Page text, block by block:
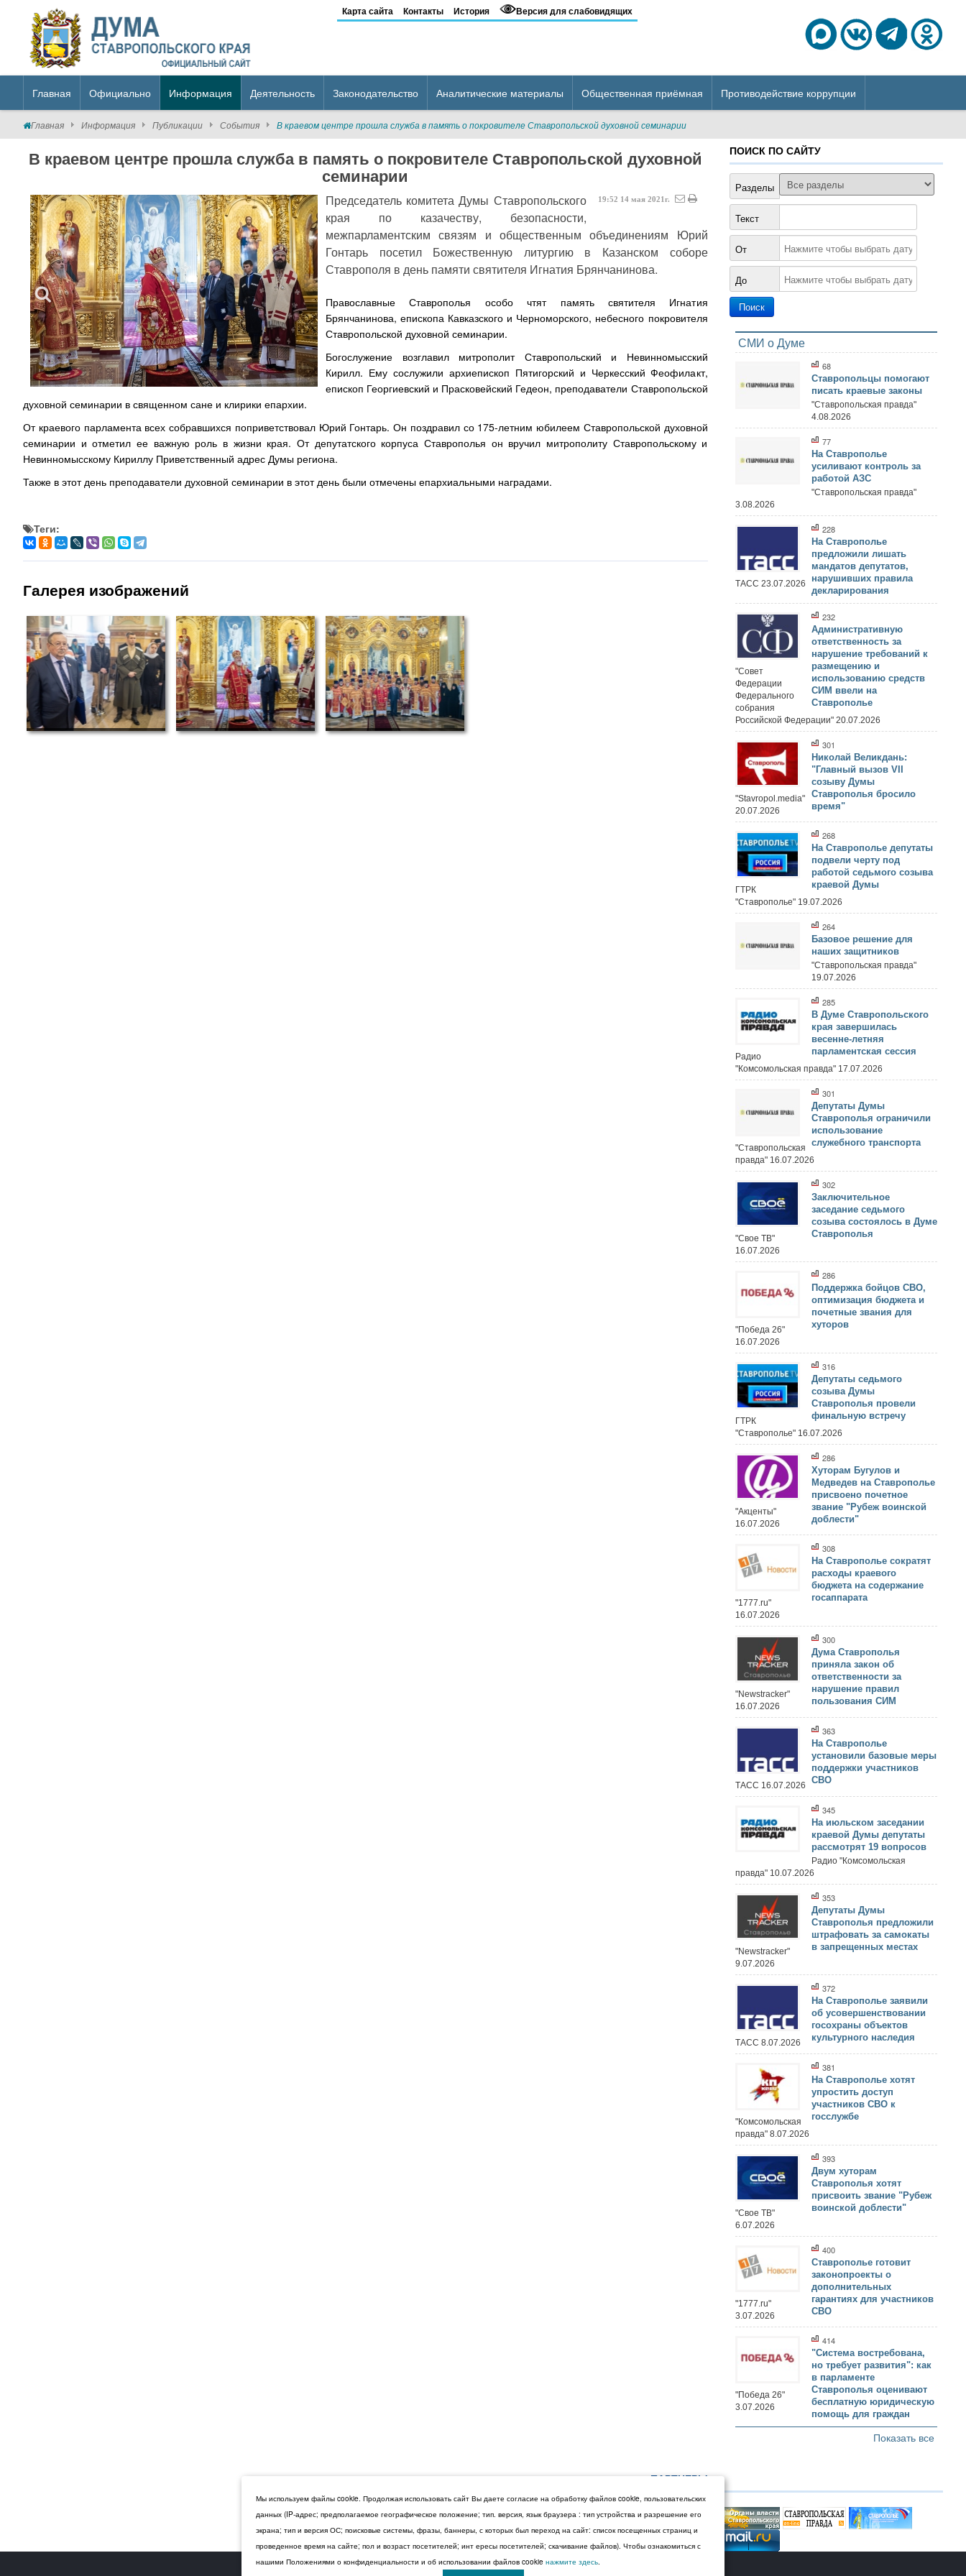
Карта сайта Контакты История Версия для слабовидящих
Главная Официально Информация Деятельность Законодательство Аналитические материалы Общественная приёмная Противодействие коррупции
Главная Информация Публикации События В краевом центре прошла служба в память о покровителе Ставропольской духовной семинарии
В краевом центре прошла служба в память о покровителе Ставропольской духовной
семинарии
19:52 14 мая 2021г.
Председатель комитета Думы Ставропольского
края по казачеству, безопасности,
межпарламентским связям и общественным объединениям Юрий
Гонтарь посетил Божественную литургию в Казанском соборе
Ставрополя в день памяти святителя Игнатия Брянчанинова.
Православные Ставрополья особо чтят память святителя Игнатия
Брянчанинова, епископа Кавказского и Черноморского, небесного покровителя
Ставропольской духовной семинарии.
Богослужение возглавил митрополит Ставропольский и Невинномысский
Кирилл. Ему сослужили архиепископ Пятигорский и Черкесский Феофилакт,
епископ Георгиевский и Прасковейский Гедеон, преподаватели Ставропольской
духовной семинарии в священном сане и клирики епархии.
От краевого парламента всех собравшихся поприветствовал Юрий Гонтарь. Он поздравил со 175-летним юбилеем Ставропольской духовной
семинарии и отметил ее важную роль в жизни края. От депутатского корпуса Ставрополья он вручил митрополиту Ставропольскому и
Невинномысскому Кириллу Приветственный адрес Думы региона.
Также в этот день преподаватели духовной семинарии в этот день были отмечены епархиальными наградами.
Теги:
Галерея изображений
ПОИСК ПО САЙТУ
Разделы
Текст
От
До
СМИ о Думе
68
Ставропольцы помогают
писать краевые законы
"Ставропольская правда"
4.08.2026
77
На Ставрополье
усиливают контроль за
работой АЗС
"Ставропольская правда"
3.08.2026
228
На Ставрополье
предложили лишать
мандатов депутатов,
нарушивших правила
декларирования
ТАСС 23.07.2026
232
Административную
ответственность за
нарушение требований к
размещению и
использованию средств
СИМ ввели на
Ставрополье
"Совет
Федерации
Федерального
собрания
Российской Федерации" 20.07.2026
301
Николай Великдань:
"Главный вызов VII
созыву Думы
Ставрополья бросило
время"
"Stavropol.media"
20.07.2026
268
На Ставрополье депутаты
подвели черту под
работой седьмого созыва
краевой Думы
ГТРК
"Ставрополье" 19.07.2026
264
Базовое решение для
наших защитников
"Ставропольская правда"
19.07.2026
285
В Думе Ставропольского
края завершилась
весенне-летняя
парламентская сессия
Радио
"Комсомольская правда" 17.07.2026
301
Депутаты Думы
Ставрополья ограничили
использование
служебного транспорта
"Ставропольская
правда" 16.07.2026
302
Заключительное
заседание седьмого
созыва состоялось в Думе
Ставрополья
"Свое ТВ"
16.07.2026
286
Поддержка бойцов СВО,
оптимизация бюджета и
почетные звания для
хуторов
"Победа 26"
16.07.2026
316
Депутаты седьмого
созыва Думы
Ставрополья провели
финальную встречу
ГТРК
"Ставрополье" 16.07.2026
286
Хуторам Бугулов и
Медведев на Ставрополье
присвоено почетное
звание "Рубеж воинской
доблести"
"Акценты"
16.07.2026
308
На Ставрополье сократят
расходы краевого
бюджета на содержание
госаппарата
"1777.ru"
16.07.2026
300
Дума Ставрополья
приняла закон об
ответственности за
нарушение правил
пользования СИМ
"Newstracker"
16.07.2026
363
На Ставрополье
установили базовые меры
поддержки участников
СВО
ТАСС 16.07.2026
345
На июльском заседании
краевой Думы депутаты
рассмотрят 19 вопросов
Радио "Комсомольская
правда" 10.07.2026
353
Депутаты Думы
Ставрополья предложили
штрафовать за самокаты
в запрещенных местах
"Newstracker"
9.07.2026
372
На Ставрополье заявили
об усовершенствовании
госохраны объектов
культурного наследия
ТАСС 8.07.2026
381
На Ставрополье хотят
упростить доступ
участников СВО к
госслужбе
"Комсомольская
правда" 8.07.2026
393
Двум хуторам
Ставрополья хотят
присвоить звание "Рубеж
воинской доблести"
"Свое ТВ"
6.07.2026
400
Ставрополье готовит
законопроекты о
дополнительных
гарантиях для участников
СВО
"1777.ru"
3.07.2026
414
"Система востребована,
но требует развития": как
в парламенте
Ставрополья оценивают
бесплатную юридическую
помощь для граждан
"Победа 26"
3.07.2026
Показать все
ПАРТНЕРЫ
© 2026 Дума Ставропольского края.
Мы используем файлы cookie. Продолжая использовать сайт Вы даете согласие на обработку файлов cookie, пользовательских
данных (IP-адрес; предполагаемое географическое положение; тип. версия, язык браузера : тип устройства и разрешение его
экрана; тип и версия ОС; поисковые системы, фразы, баннеры, с которых был переход на сайт: список посещенных страниц и
проведенное время на сайте; пол и возраст посетителей; инт ересы посетителей; скачивание файлов). Чтобы ознакомиться с
нашими Положениями о конфиденциальности и об использовании файлов cookie нажмите здесь.